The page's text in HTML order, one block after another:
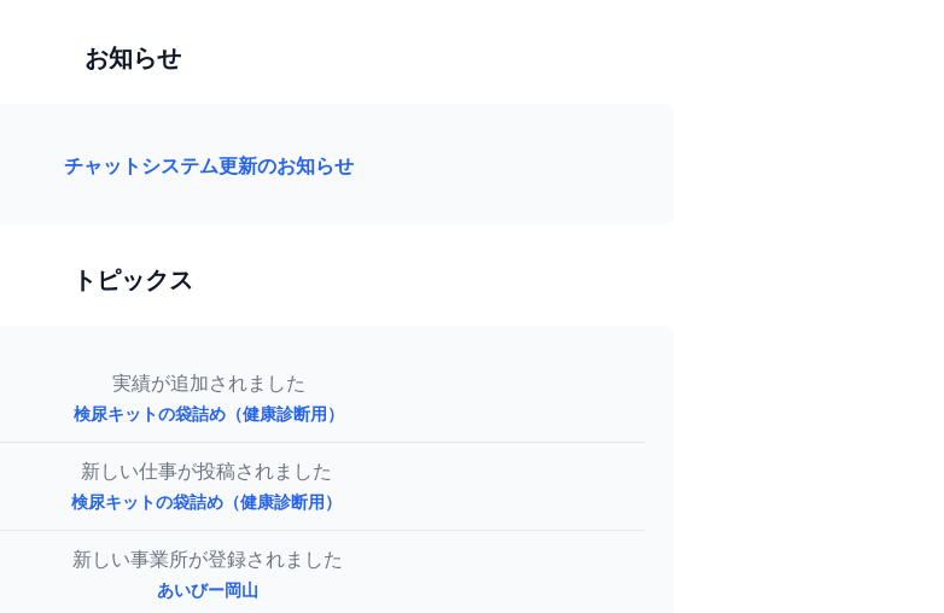
お知らせ
チャットシステム更新のお知らせ
トピックス
実績が追加されました
検尿キットの袋詰め（健康診断用）
新しい仕事が投稿されました
検尿キットの袋詰め（健康診断用）
新しい事業所が登録されました
あいびー岡山